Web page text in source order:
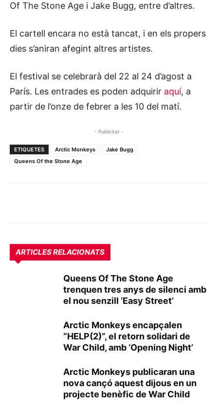
Of The Stone Age i Jake Bugg, entre d’altres.
El cartell encara no està tancat, i en els propers
dies s’aniran afegint altres artistes.
El festival se celebrarà del 22 al 24 d’agost a
París. Les entrades es poden adquirir aquí, a
partir de l’onze de febrer a les 10 del matí.
- Publicitat -
ETIQUETES Arctic Monkeys
Jake Bugg
Queens Of the Stone Age
ARTICLES RELACIONATS
Queens Of The Stone Age
trenquen tres anys de silenci amb
el nou senzill ‘Easy Street’
Arctic Monkeys encapçalen
“HELP(2)”, el retorn solidari de
War Child, amb ‘Opening Night’
Arctic Monkeys publicaran una
nova cançó aquest dijous en un
projecte benèfic de War Child